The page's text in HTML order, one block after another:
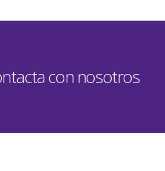
con nosotros